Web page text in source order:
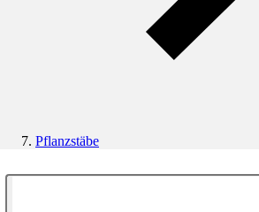
Pflanzstäbe